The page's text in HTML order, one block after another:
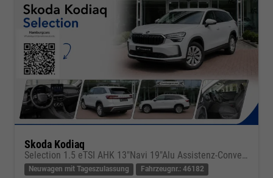
Skoda Kodiaq
Selection 1.5 eTSI AHK 13"Navi 19"Alu Assistenz-Convenience-WinterP
Neuwagen mit Tageszulassung Fahrzeugnr.: 46182